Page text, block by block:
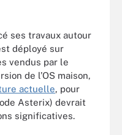
ses travaux autour
déployé sur
vendus par le
de l’OS maison,
actuelle, pour
Asterix) devrait
significatives.